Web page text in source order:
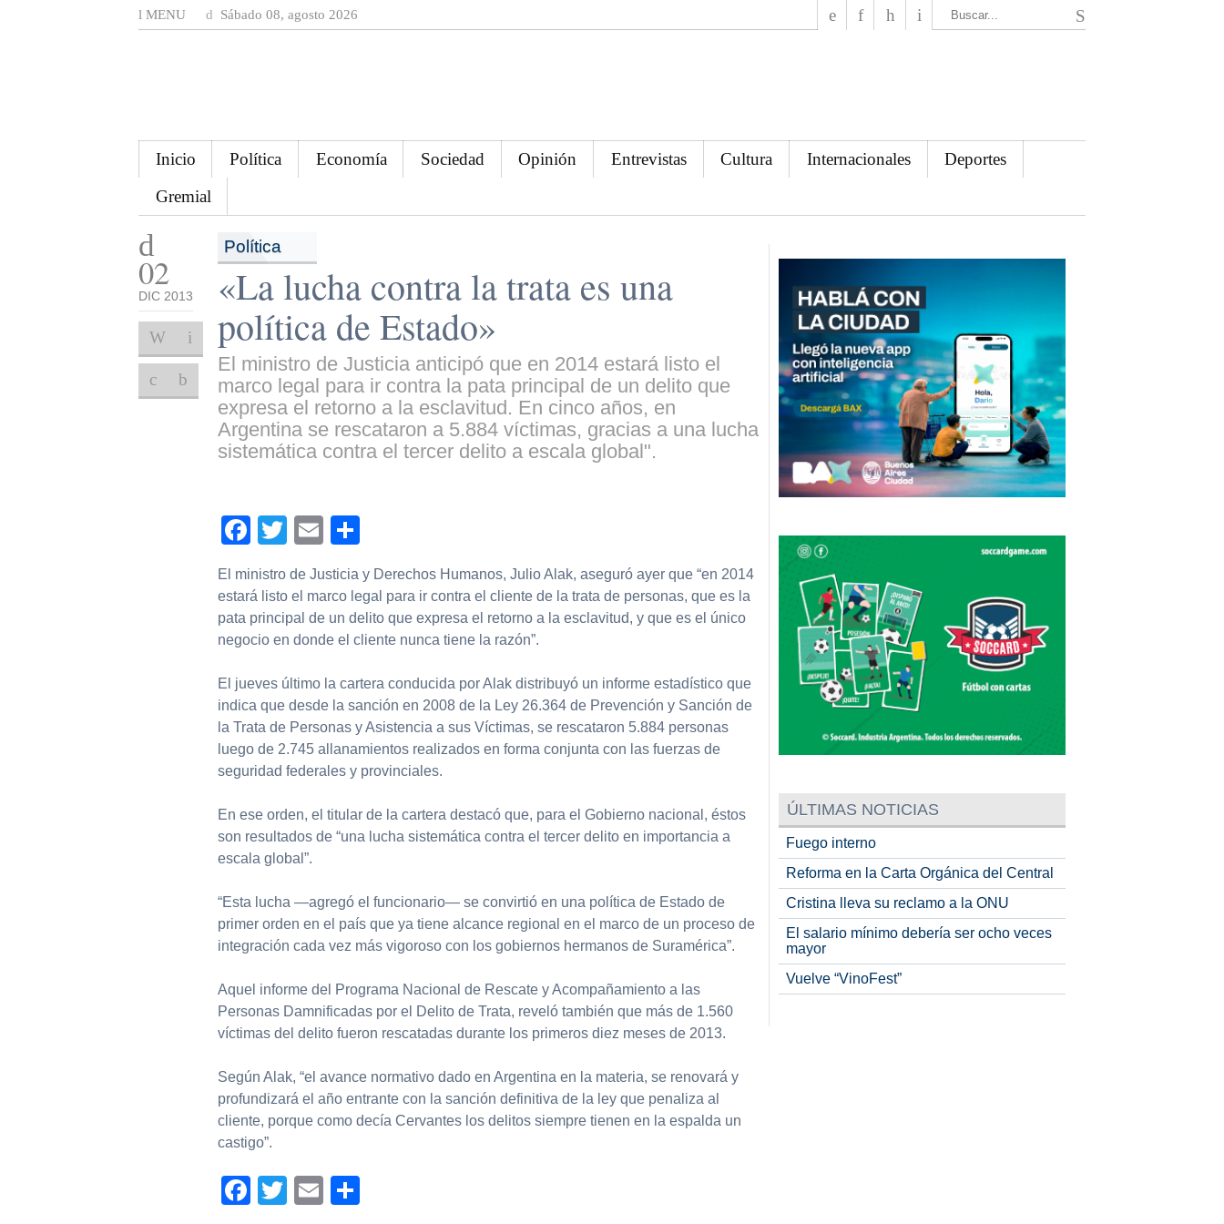
MENU Sábado 08, agosto 2026
Inicio Política Economía Sociedad Opinión Entrevistas Cultura Internacionales
Deportes
Gremial
02
DIC 2013
Política
«La lucha contra la trata es una
política de Estado»
El ministro de Justicia anticipó que en 2014 estará listo el
marco legal para ir contra la pata principal de un delito que
expresa el retorno a la esclavitud. En cinco años, en
Argentina se rescataron a 5.884 víctimas, gracias a una lucha
sistemática contra el tercer delito a escala global".
Facebook
TwitterEmail
El ministro de Justicia y Derechos Humanos, Julio Alak, aseguró ayer que “en 2014
estará listo el marco legal para ir contra el cliente de la trata de personas, que es la
pata principal de un delito que expresa el retorno a la esclavitud, y que es el único
negocio en donde el cliente nunca tiene la razón”.
El jueves último la cartera conducida por Alak distribuyó un informe estadístico que
indica que desde la sanción en 2008 de la Ley 26.364 de Prevención y Sanción de
la Trata de Personas y Asistencia a sus Víctimas, se rescataron 5.884 personas
luego de 2.745 allanamientos realizados en forma conjunta con las fuerzas de
seguridad federales y provinciales.
En ese orden, el titular de la cartera destacó que, para el Gobierno nacional, éstos
son resultados de “una lucha sistemática contra el tercer delito en importancia a
escala global”.
“Esta lucha —agregó el funcionario— se convirtió en una política de Estado de
primer orden en el país que ya tiene alcance regional en el marco de un proceso de
integración cada vez más vigoroso con los gobiernos hermanos de Suramérica”.
Aquel informe del Programa Nacional de Rescate y Acompañamiento a las
Personas Damnificadas por el Delito de Trata, reveló también que más de 1.560
víctimas del delito fueron rescatadas durante los primeros diez meses de 2013.
Según Alak, “el avance normativo dado en Argentina en la materia, se renovará y
profundizará el año entrante con la sanción definitiva de la ley que penaliza al
cliente, porque como decía Cervantes los delitos siempre tienen en la espalda un
castigo”.
Facebook
TwitterEmail
ÚLTIMAS NOTICIAS
Fuego interno
Reforma en la Carta Orgánica del Central
Cristina lleva su reclamo a la ONU
El salario mínimo debería ser ocho veces
mayor
Vuelve “VinoFest”